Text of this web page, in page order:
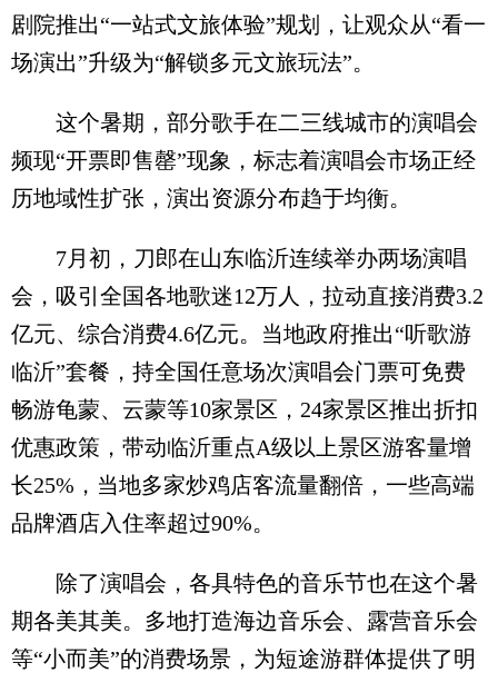
剧院推出“一站式文旅体验”规划，让观众从“看一
场演出”升级为“解锁多元文旅玩法”。
这个暑期，部分歌手在二三线城市的演唱会
频现“开票即售罄”现象，标志着演唱会市场正经
历地域性扩张，演出资源分布趋于均衡。
7月初，刀郎在山东临沂连续举办两场演唱
会，吸引全国各地歌迷12万人，拉动直接消费3.2
亿元、综合消费4.6亿元。当地政府推出“听歌游
临沂”套餐，持全国任意场次演唱会门票可免费
畅游龟蒙、云蒙等10家景区，24家景区推出折扣
优惠政策，带动临沂重点A级以上景区游客量增
长25%，当地多家炒鸡店客流量翻倍，一些高端
品牌酒店入住率超过90%。
除了演唱会，各具特色的音乐节也在这个暑
期各美其美。多地打造海边音乐会、露营音乐会
等“小而美”的消费场景，为短途游群体提供了明